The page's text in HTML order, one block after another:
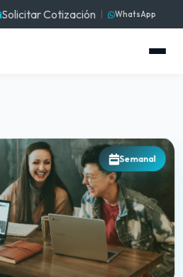
Solicitar Cotización WhatsApp
Semanal